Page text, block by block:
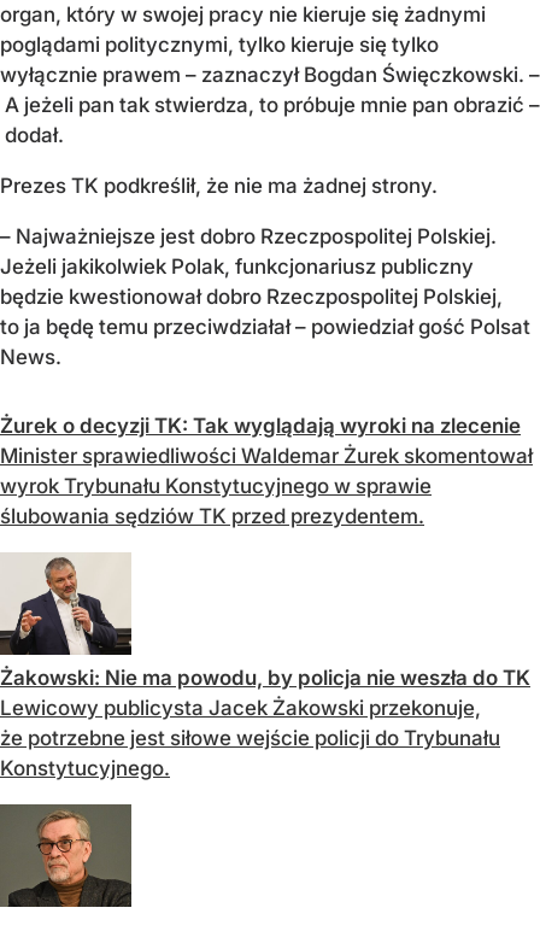
organ, który w swojej pracy nie kieruje się żadnymi
poglądami politycznymi, tylko kieruje się tylko
wyłącznie prawem – zaznaczył Bogdan Święczkowski. –
A jeżeli pan tak stwierdza, to próbuje mnie pan obrazić –
dodał.
Prezes TK podkreślił, że nie ma żadnej strony.
– Najważniejsze jest dobro Rzeczpospolitej Polskiej.
Jeżeli jakikolwiek Polak, funkcjonariusz publiczny
będzie kwestionował dobro Rzeczpospolitej Polskiej,
to ja będę temu przeciwdziałał – powiedział gość Polsat
News.
Żurek o decyzji TK: Tak wyglądają wyroki na zlecenie
Minister sprawiedliwości Waldemar Żurek skomentował
wyrok Trybunału Konstytucyjnego w sprawie
ślubowania sędziów TK przed prezydentem.
Żakowski: Nie ma powodu, by policja nie weszła do TK
Lewicowy publicysta Jacek Żakowski przekonuje,
że potrzebne jest siłowe wejście policji do Trybunału
Konstytucyjnego.